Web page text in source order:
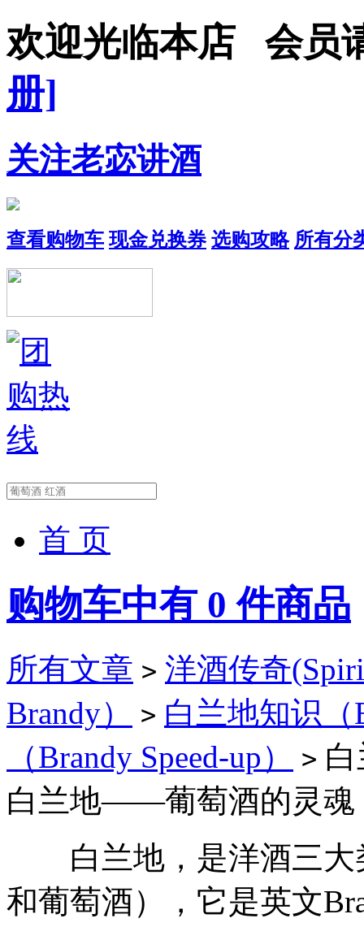
欢迎光临本店 会员
册]
关注老宓讲酒
查看购物车 现金兑换券 选购攻略 所有分
首 页
购物车中有 0 件商品
所有文章 > 洋酒传奇
Brandy）
> 白兰地知识（
（Brandy Speed-up）
>
白兰地——葡萄酒的灵魂
白兰地，是洋酒三大
和葡萄酒），它是英文